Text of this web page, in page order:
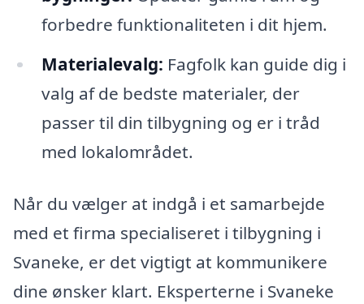
forbedre funktionaliteten i dit hjem.
Materialevalg: Fagfolk kan guide dig i
valg af de bedste materialer, der
passer til din tilbygning og er i tråd
med lokalområdet.
Når du vælger at indgå i et samarbejde
med et firma specialiseret i tilbygning i
Svaneke, er det vigtigt at kommunikere
dine ønsker klart. Eksperterne i Svaneke